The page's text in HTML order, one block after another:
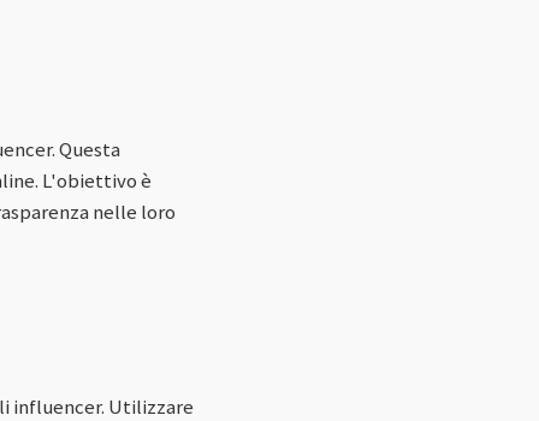
Questa
L'obiettivo è
nelle loro
influencer. Utilizzare